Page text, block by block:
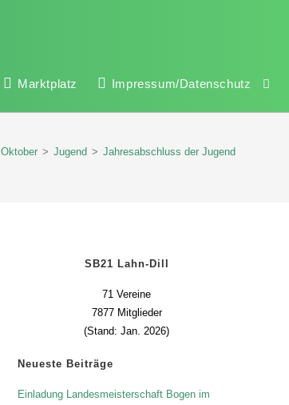
Marktplatz Impressum/Datenschutz
Oktober > Jugend > Jahresabschluss der Jugend
SB21 Lahn-Dill
71 Vereine
7877 Mitglieder
(Stand: Jan. 2026)
Neueste Beiträge
Einladung Landesmeisterschaft Bogen im